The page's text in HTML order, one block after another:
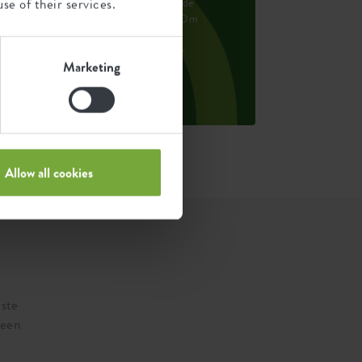
Marketing
Allow all cookies
totale CO2 uitstoot van de elho groep. Om
voetafdruk per product te berekenen,
delen we de totale CO2-voetafdruk door
het gewicht van elk product.
Bron: Anthesis 2023